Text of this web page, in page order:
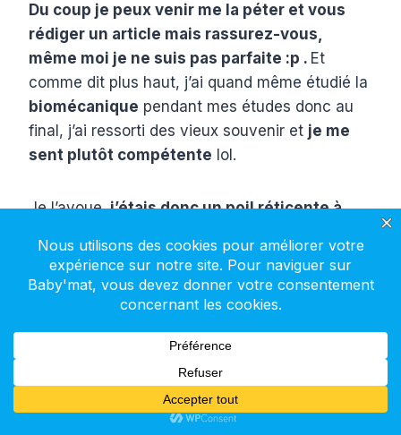
Du coup je peux venir me la péter et vous
rédiger un article mais rassurez-vous,
même moi je ne suis pas parfaite :p . Et
comme dit plus haut, j’ai quand même étudié la
biomécanique pendant mes études donc au
final, j’ai ressorti des vieux souvenir et je me
sent plutôt compétente lol.
Je l’avoue,j’étais donc un poil réticente à
Simoa pour ma fille qui marche depuis un an
mais comme il n’y a que les c*** qui ne
changent pas d’avis,après m’être bien
renseigné, j’ai décidé de tenter l’aventure
avec en prime, une paire avec des matériaux
sains. Tout ça pour en revenir aux semelles
que j’ai aussi pris pour me rassurer en me
disant que ça rajouterai de l’épaisseur à la